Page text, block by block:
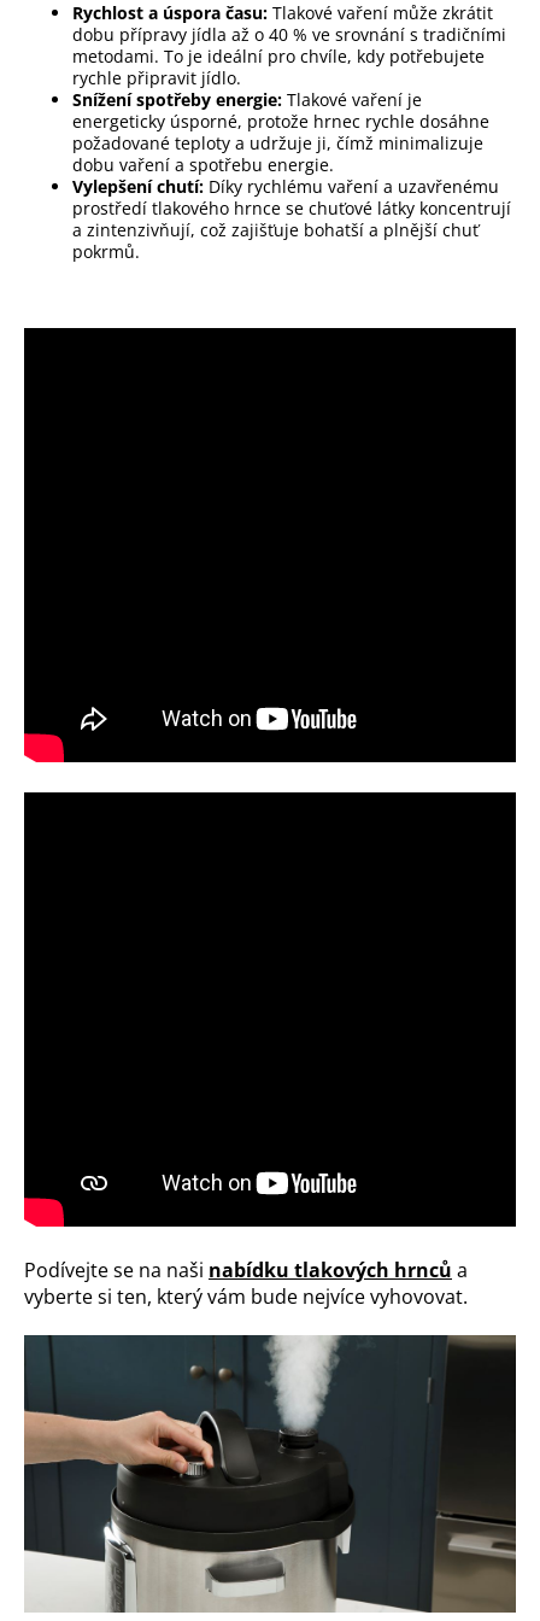
Rychlost a úspora času: Tlakové vaření může zkrátit
dobu přípravy jídla až o 40 % ve srovnání s tradičními
metodami. To je ideální pro chvíle, kdy potřebujete
rychle připravit jídlo.
Snížení spotřeby energie: Tlakové vaření je
energeticky úsporné, protože hrnec rychle dosáhne
požadované teploty a udržuje ji, čímž minimalizuje
dobu vaření a spotřebu energie.
Vylepšení chutí: Díky rychlému vaření a uzavřenému
prostředí tlakového hrnce se chuťové látky koncentrují
a zintenzivňují, což zajišťuje bohatší a plnější chuť
pokrmů.
Podívejte se na naši nabídku tlakových hrnců a
vyberte si ten, který vám bude nejvíce vyhovovat.